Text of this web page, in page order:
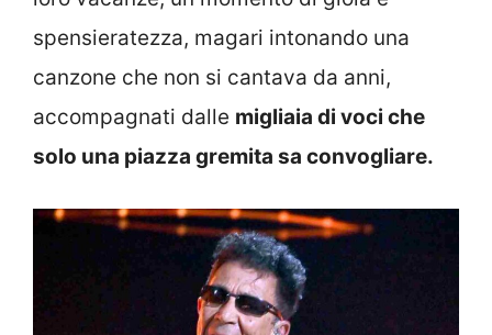
spensieratezza, magari intonando una
canzone che non si cantava da anni,
accompagnati dalle migliaia di voci che
solo una piazza gremita sa convogliare.